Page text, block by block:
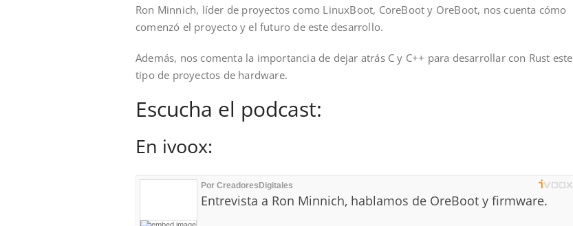
Ron Minnich, líder de proyectos como LinuxBoot, CoreBoot y OreBoot, nos cuenta cómo
comenzó el proyecto y el futuro de este desarrollo.
Además, nos comenta la importancia de dejar atrás C y C++ para desarrollar con Rust este
tipo de proyectos de hardware.
Escucha el podcast:
En ivoox: